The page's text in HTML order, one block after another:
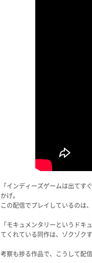
「インディーズゲームは出て
かげ。
この配信でプレイしているのは
「モキュメンタリーというド
てくれている同作は、ゾクゾク
考察も捗る作品で、こうして配